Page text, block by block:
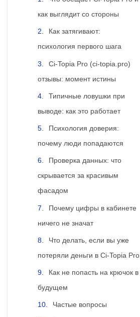
как выглядит со стороны
Как затягивают:
психология первого шага
Ci-Topia Pro (ci-topia.pro)
отзывы: момент истины
Типичные ловушки при
выводе: как это работает
Психология доверия:
почему люди попадаются
Проверка данных: что
скрывается за красивым
фасадом
Почему цифры в кабинете
ничего не значат
Что делать, если вы уже
потеряли деньги в Ci-Topia Pro
Как не попасть на крючок в
будущем
Частые вопросы